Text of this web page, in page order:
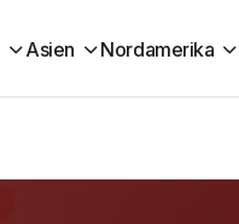
Asien Nordamerika